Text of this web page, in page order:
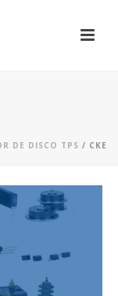
DE DISCO TPS / CKE